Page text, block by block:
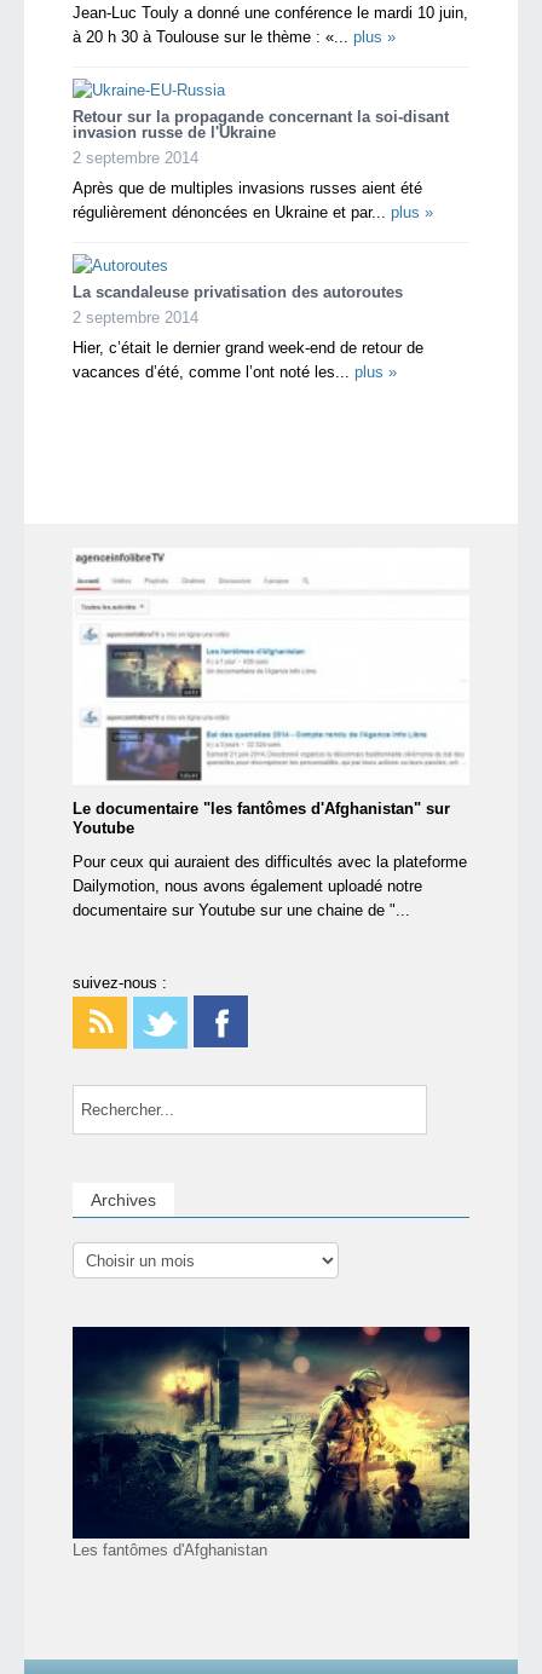
Jean-Luc Touly a donné une conférence le mardi 10 juin,
à 20 h 30 à Toulouse sur le thème : «... plus »
Retour sur la propagande concernant la soi-disant
invasion russe de l'Ukraine
2 septembre 2014
Après que de multiples invasions russes aient été
régulièrement dénoncées en Ukraine et par... plus »
La scandaleuse privatisation des autoroutes
2 septembre 2014
Hier, c’était le dernier grand week-end de retour de
vacances d’été, comme l’ont noté les... plus »
Le documentaire "les fantômes d'Afghanistan" sur
Youtube
Pour ceux qui auraient des difficultés avec la plateforme
Dailymotion, nous avons également uploadé notre
documentaire sur Youtube sur une chaine de "...
suivez-nous :
Archives
Les fantômes d'Afghanistan